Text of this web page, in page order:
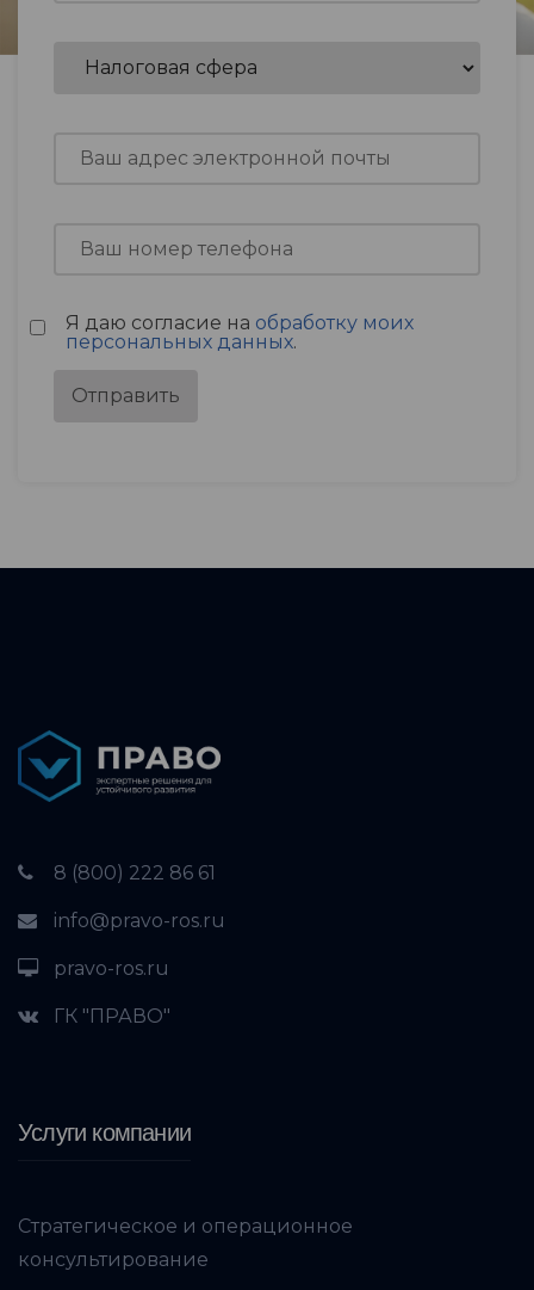
Я даю согласие на обработку моих
персональных данных.
Отправить
8 (800) 222 86 61
info@pravo-ros.ru
pravo-ros.ru
ГК "ПРАВО"
Услуги компании
Стратегическое и операционное
консультирование